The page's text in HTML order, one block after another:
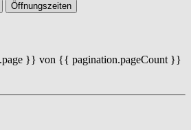
Öffnungszeiten
}} von {{ pagination.pageCount }}